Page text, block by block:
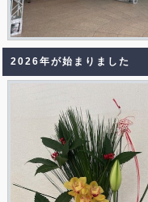
2026年が始まりました